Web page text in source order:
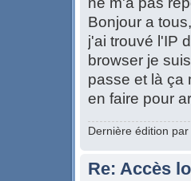
Bonjour a tous,
j'ai trouvé l'IP
browser je
passe et là ça
en faire pour
Dernière édition par
Re: Accès